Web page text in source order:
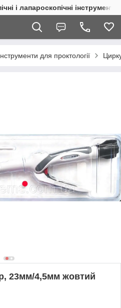
і лапароскопічні інструменти
для проктології
23мм/4,5мм жовтий